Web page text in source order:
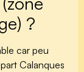
?
car peu
Calanques